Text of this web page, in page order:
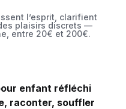
l’esprit, clarifient
plaisirs discrets —
entre 20€ et 200€.
enfant réfléchi
raconter, souffler